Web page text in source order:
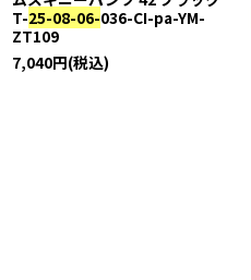
T-25-08-06-036-CI-pa-YM-
ZT109
7,040円(税込)